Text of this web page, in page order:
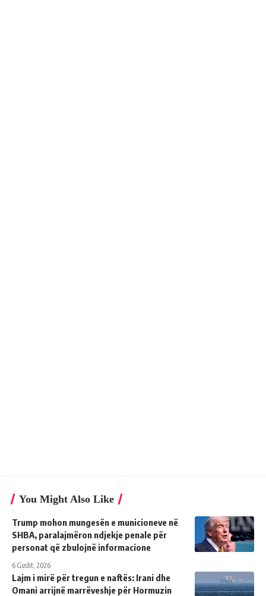
You Might Also Like
Trump mohon mungesën e municioneve në
SHBA, paralajmëron ndjekje penale për
personat që zbulojnë informacione
6 Gusht, 2026
Lajm i mirë për tregun e naftës: Irani dhe
Omani arrijnë marrëveshje për Hormuzin